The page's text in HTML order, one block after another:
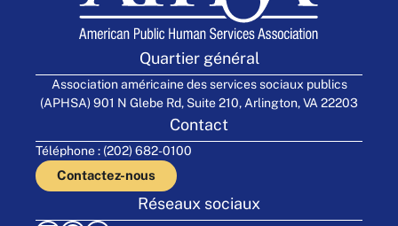
Quartier général
Association américaine des services sociaux publics
(APHSA) 901 N Glebe Rd, Suite 210, Arlington, VA 22203
Contact
Téléphone : (202) 682-0100
Contactez-nous
Réseaux sociaux